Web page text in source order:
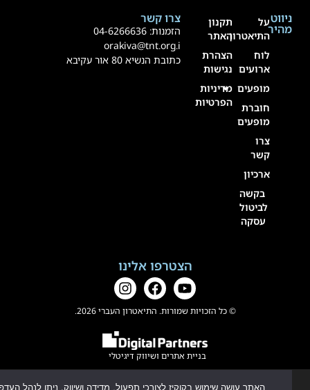
ניווט
מהירעל
התיאטרון
ארועים
מופעים
חוברת
מופעים
קשר
ארכיון
בקשה
לביטול
עסקה
תקנון
האתר
הצהרת
נגישות
מדיניות
הפרטיות
צרו קשר
הזמנות: 04-6266636
orakiva@tnt.org.i
כתובת הנשיא 80 אור עקיבא
הצטרפו אלינו
© כל הזכויות שמורות. התיאטרון העברי 2026.
בניית אתריםושיווק דיגיטלי
האתר עושה שימוש בקוקיז לצורכי תפעול, מדידה ושיווק. ניתן לנהל העדפות